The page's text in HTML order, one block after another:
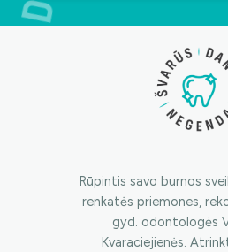
Rūpintis savo burnos
renkatės priemones,
gyd. odontologės
Kvaraciejienės.